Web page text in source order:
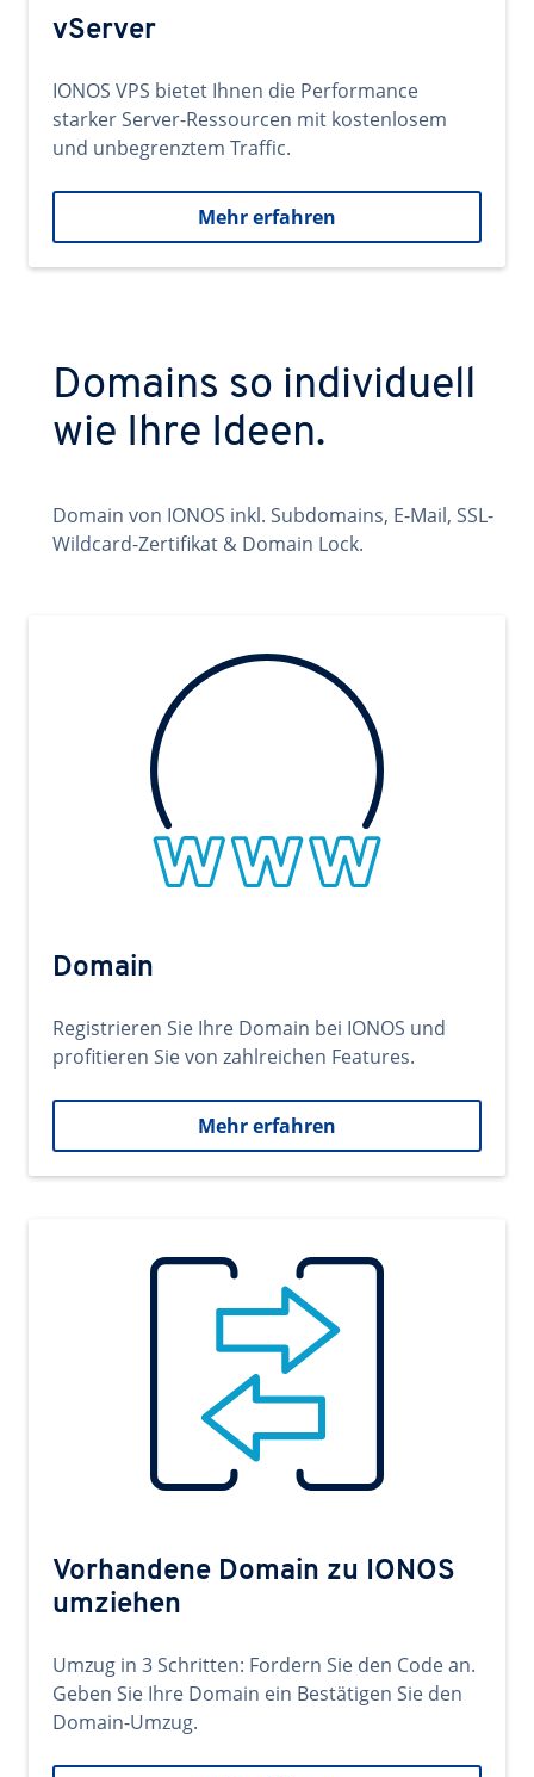
vServer
IONOS VPS bietet Ihnen die Performance
starker Server-Ressourcen mit kostenlosem
und unbegrenztem Traffic.
Mehr erfahren
Domains so individuell
wie Ihre Ideen.
Domain von IONOS inkl. Subdomains, E-Mail, SSL-
Wildcard-Zertifikat & Domain Lock.
Domain
Registrieren Sie Ihre Domain bei IONOS und
profitieren Sie von zahlreichen Features.
Mehr erfahren
Vorhandene Domain zu IONOS
umziehen
Umzug in 3 Schritten: Fordern Sie den Code an.
Geben Sie Ihre Domain ein Bestätigen Sie den
Domain-Umzug.